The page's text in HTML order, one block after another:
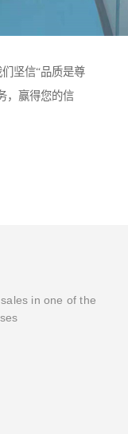
坚信“品质是尊
，赢得您的信
in one of the